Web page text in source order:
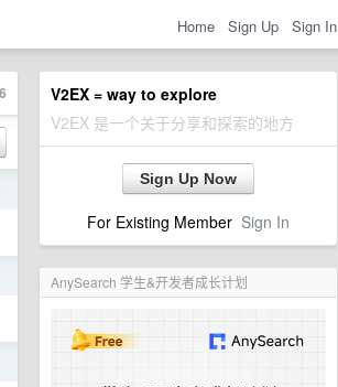
Home Sign Up Sign In
V2EX = way to explore
V2EX 是一个关于分享和探索的地方
Sign Up Now
For Existing Member Sign In
AnySearch 学生&开发者成长计划